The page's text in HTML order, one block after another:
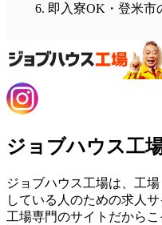
即入寮OK・登米市
ジョブハウス工
ジョブハウス工場は、工
している人のための求人サ
工場専門のサイトだから